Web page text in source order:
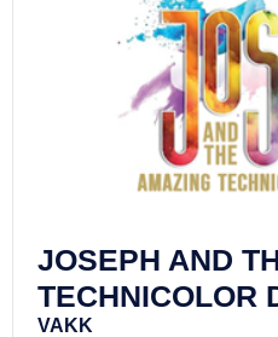
JOSEPH AND
TECHNICOLOR
VAKK